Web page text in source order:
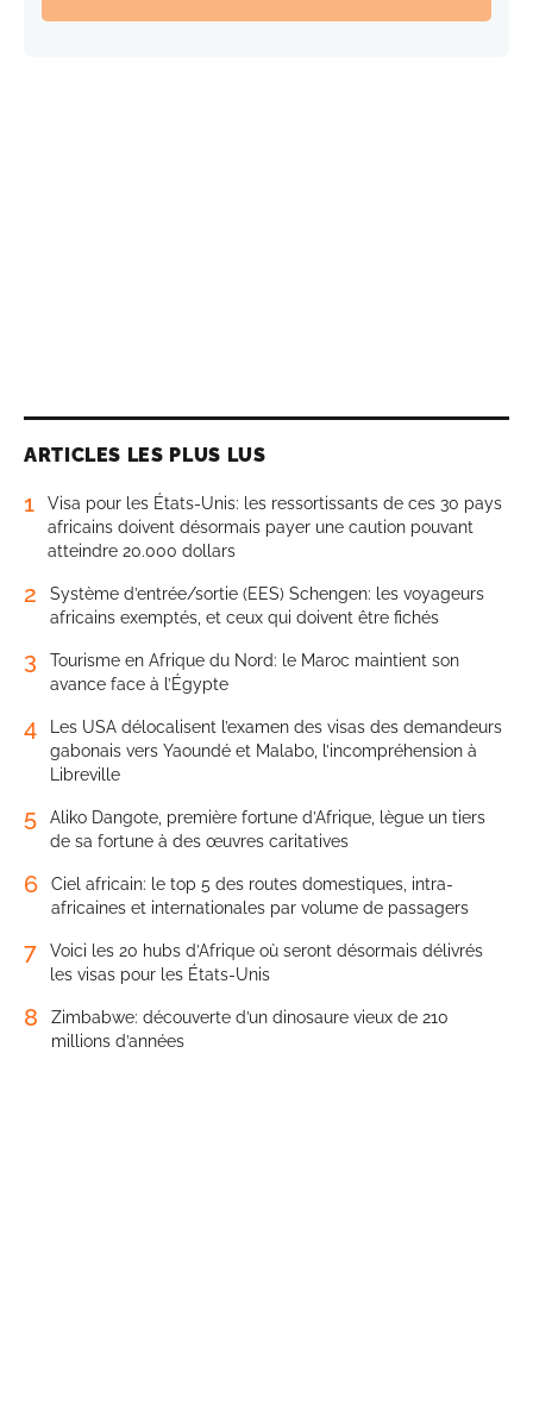
ARTICLES LES PLUS LUS
1
Visa pour les États-Unis: les ressortissants de ces 30 pays
africains doivent désormais payer une caution pouvant
atteindre 20.000 dollars
2
Système d’entrée/sortie (EES) Schengen: les voyageurs
africains exemptés, et ceux qui doivent être fichés
3
Tourisme en Afrique du Nord: le Maroc maintient son
avance face à l’Égypte
4
Les USA délocalisent l’examen des visas des demandeurs
gabonais vers Yaoundé et Malabo, l’incompréhension à
Libreville
5
Aliko Dangote, première fortune d’Afrique, lègue un tiers
de sa fortune à des œuvres caritatives
6
Ciel africain: le top 5 des routes domestiques, intra-
africaines et internationales par volume de passagers
7
Voici les 20 hubs d’Afrique où seront désormais délivrés
les visas pour les États-Unis
8
Zimbabwe: découverte d’un dinosaure vieux de 210
millions d’années